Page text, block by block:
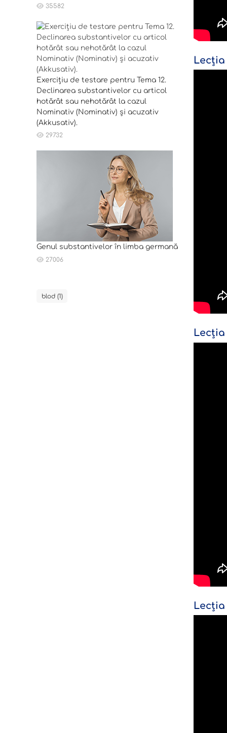
35582
Exercițiu de testare pentru Tema 12.
Declinarea substantivelor cu articol
hotărât sau nehotărât la cazul
Nominativ (Nominativ) și acuzativ
(Akkusativ).
29732
Genul substantivelor în limba germană
27006
blod (1)
Lecția
Lecția
Lecția